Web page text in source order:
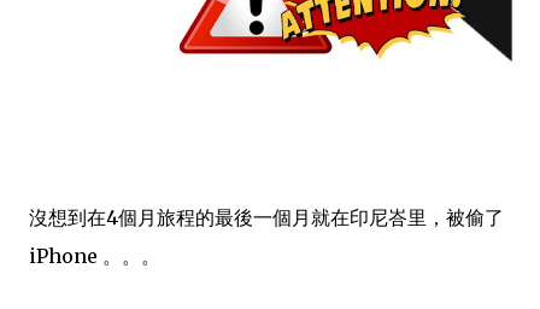
沒想到在4個月旅程的最後一個月就在印尼峇里，被偷了
iPhone 。。。